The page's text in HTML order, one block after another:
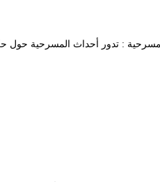
: تدور أحداث المسرحية